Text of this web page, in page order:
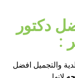
دكتور
:
والتجميل افضل